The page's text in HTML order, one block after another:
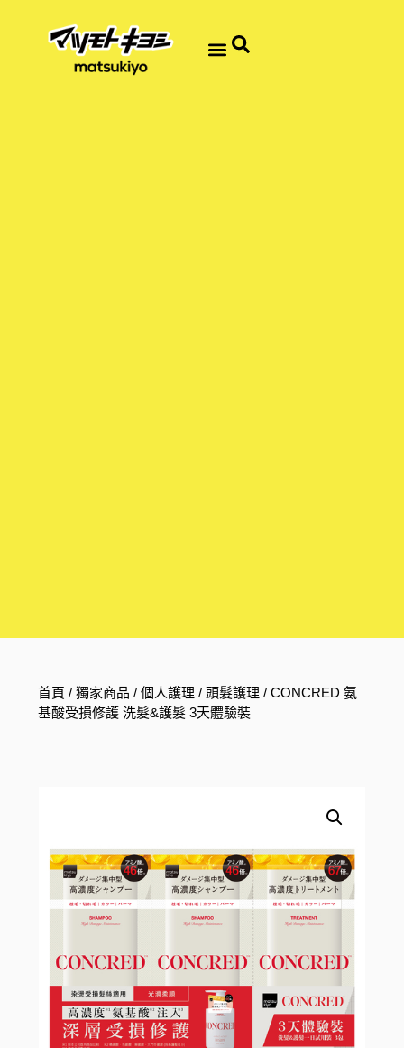
首頁 /獨家商品 /個人護理 /頭髮護理 / CONCRED 氨
基酸受損修護 洗髮&護髮 3天體驗裝